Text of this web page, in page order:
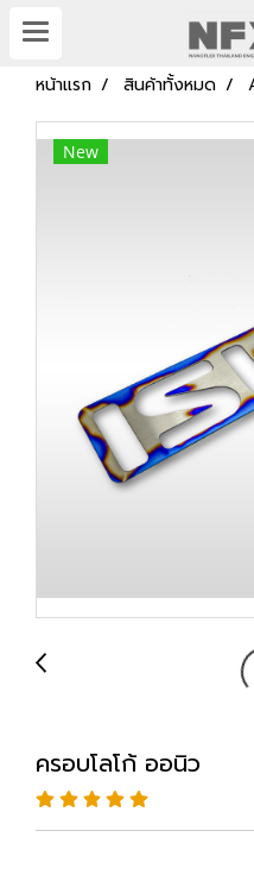
หน้าแรก สินค้าทั้งหมด
New
ครอบโลโก้ ออนิว